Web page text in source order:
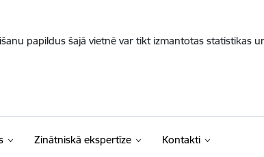
papildus šajā vietnē var tikt izmantotas statistikas
Zinātniskā ekspertīze Kontakti